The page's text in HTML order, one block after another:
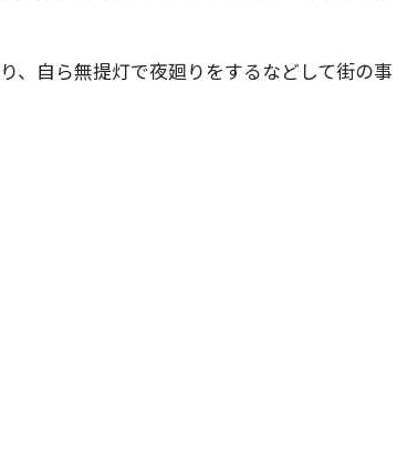
、自ら無提灯で夜廻りをするなどして街の事